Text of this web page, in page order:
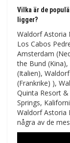
Vilka är de
ligger?
Waldorf Astoria
Los Cabos
Amsterdam
the Bund
(Italien),
(Frankrike) ),
Quinta Resort
Springs,
Waldorf Astoria
några av de